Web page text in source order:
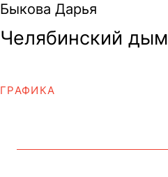
Быкова Дарья
Челябинский дым
ГРАФИКА